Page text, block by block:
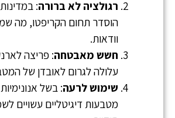
רגולציה לא ברורה:
הוסדר תחום הקריפטו, מה
וודאות.
חשש מאבטחה: פריצה
עלולה לגרום לאובדן של
שימוש לרעה: בשל
מטבעות דיגיטליים עשויים